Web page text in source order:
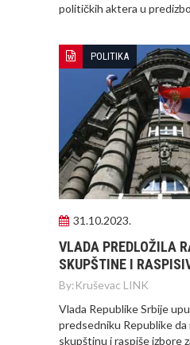
političkih aktera u
POLITIKA
31.10.2023.
VLADA PREDLOŽILA
SKUPŠTINE I
By:Kruševac LINK
Vlada Republike Srbije
predsedniku Republike
skupštinu i raspiše izbore